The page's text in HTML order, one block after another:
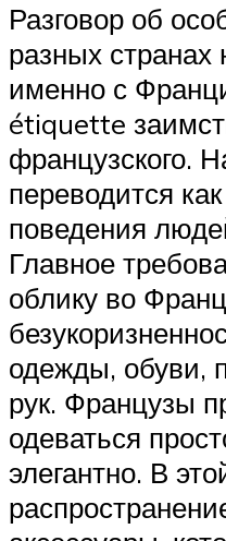
Разговор об
разных странах
именно с
étiquette
французского.
переводится
поведения
Главное
облику во
одежды, обуви,
рук. Французы
одеваться
элегантно. В